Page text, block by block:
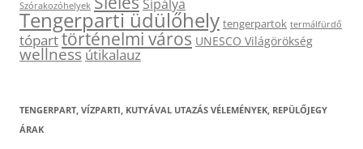
Szórakozóhelyek Sípálya
Tengerparti üdülőhely tengerpartok termálfürdő
tóparttörténelmi város UNESCO Világörökség
wellnessútikalauz
TENGERPART, VÍZPARTI, KUTYÁVAL UTAZÁS VÉLEMÉNYEK, REPÜLŐJEGY
ÁRAK